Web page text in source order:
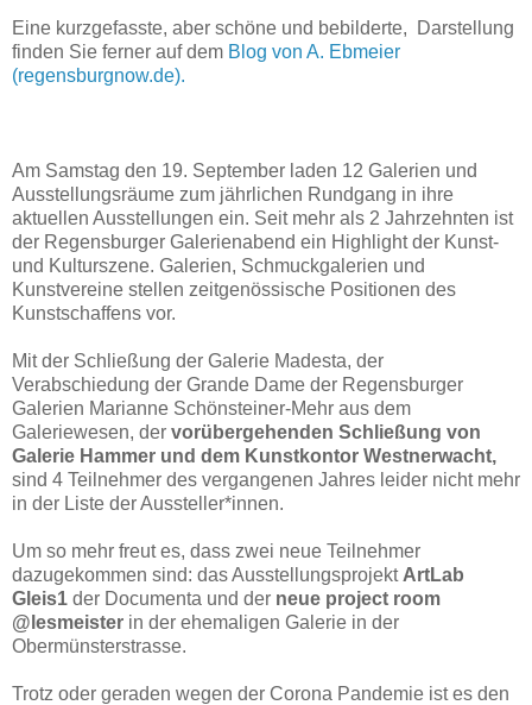
Eine kurzgefasste, aber schöne und bebilderte, Darstellung
finden Sie ferner auf dem Blog von A. Ebmeier
(regensburgnow.de).
Am Samstag den 19. September laden 12 Galerien und
Ausstellungsräume zum jährlichen Rundgang in ihre
aktuellen Ausstellungen ein. Seit mehr als 2 Jahrzehnten ist
der Regensburger Galerienabend ein Highlight der Kunst-
und Kulturszene. Galerien, Schmuckgalerien und
Kunstvereine stellen zeitgenössische Positionen des
Kunstschaffens vor.
Mit der Schließung der Galerie Madesta, der
Verabschiedung der Grande Dame der Regensburger
Galerien Marianne Schönsteiner-Mehr aus dem
Galeriewesen, der vorübergehenden Schließung von
Galerie Hammer und dem Kunstkontor Westnerwacht,
sind 4 Teilnehmer des vergangenen Jahres leider nicht mehr
in der Liste der Aussteller*innen.
Um so mehr freut es, dass zwei neue Teilnehmer
dazugekommen sind: das Ausstellungsprojekt ArtLab
Gleis1 der Documenta und der neue project room
@lesmeister in der ehemaligen Galerie in der
Obermünsterstrasse.
Trotz oder geraden wegen der Corona Pandemie ist es den